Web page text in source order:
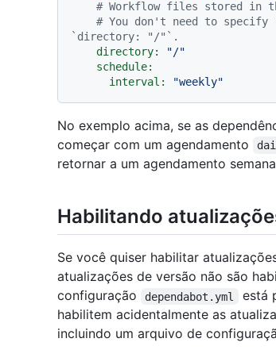
# Workflow files stored in
# You don't need to
`directory: "/"`.
directory:
"/"
schedule:
interval:
"weekly"
No exemplo acima, se as
começar com um agendamento
retornar a um agendamento
Habilitando
Se você quiser habilitar
atualizações de versão não são
configuração
dependabot.yml
está
habilitem acidentalmente as
incluindo um arquivo de